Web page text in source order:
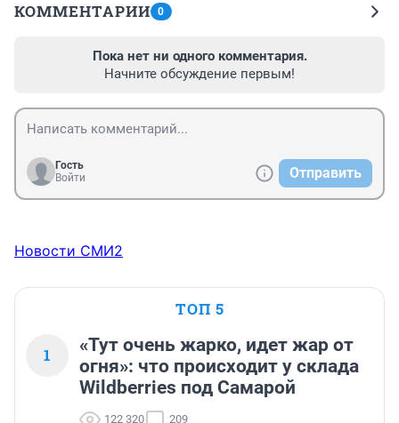
КОММЕНТАРИИ 0
Пока нет ни одного комментария.
Начните обсуждение первым!
Гость
Войти
Отправить
Новости СМИ2
ТОП 5
1
«Тут очень жарко, идет жар от
огня»: что происходит у склада
Wildberries под Самарой
122 320 209